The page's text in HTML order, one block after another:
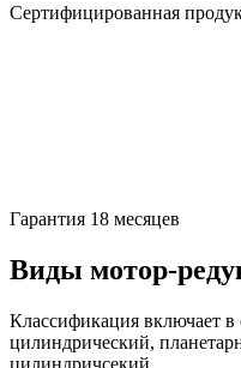
Сертифицированная
Гарантия 18 месяцев
Виды мотор-
Классификация включает
цилиндрический,
цилиндричсекий.